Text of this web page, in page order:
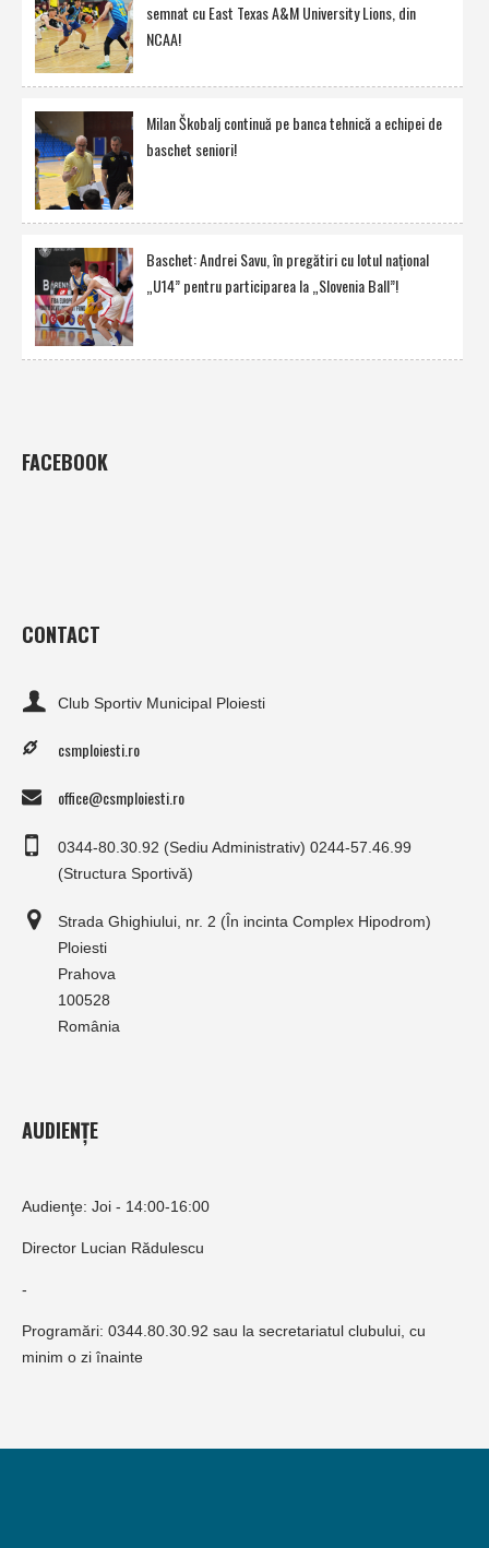
semnat cu East Texas A&M University Lions, din
NCAA!
Milan Škobalj continuă pe banca tehnică a echipei de
baschet seniori!
Baschet: Andrei Savu, în pregătiri cu lotul naţional
„U14” pentru participarea la „Slovenia Ball”!
FACEBOOK
CONTACT
Club Sportiv Municipal Ploiesti
csmploiesti.ro
office@csmploiesti.ro
0344-80.30.92 (Sediu Administrativ) 0244-57.46.99
(Structura Sportivă)
Strada Ghighiului, nr. 2 (În incinta Complex Hipodrom)
Ploiesti
Prahova
100528
România
AUDIENȚE
Audienţe: Joi - 14:00-16:00
Director Lucian Rădulescu
-
Programări: 0344.80.30.92 sau la secretariatul clubului, cu
minim o zi înainte